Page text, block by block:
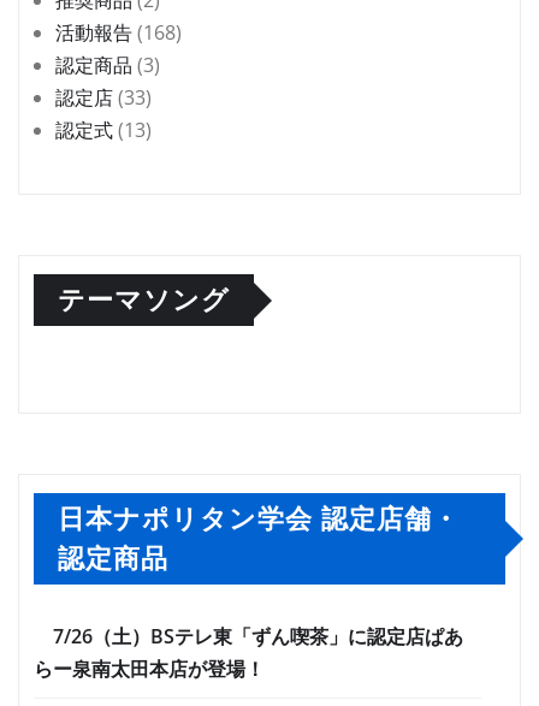
活動報告(168)
認定商品 (3)
認定店(33)
認定式(13)
テーマソング
日本ナポリタン学会 認定店舗・
認定商品
7/26（土）BSテレ東「ずん喫茶」に認定店ぱあ
らー泉南太田本店が登場！